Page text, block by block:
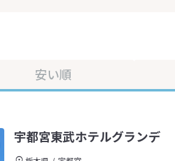
安い順
宇都宮東武ホテルグランデ